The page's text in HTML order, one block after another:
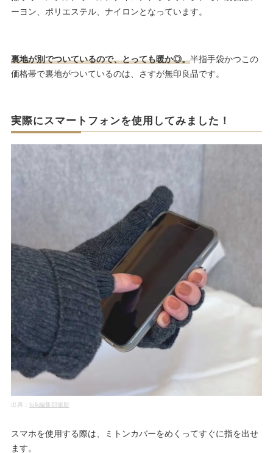
ーヨン、ポリエステル、ナイロンとなっています。
裏地が別でついているので、とっても暖か◎。半指手袋かつこの
価格帯で裏地がついているのは、さすが無印良品です。
実際にスマートフォンを使用してみました！
出典： folk編集部撮影
スマホを使用する際は、ミトンカバーをめくってすぐに指を出せ
ます。